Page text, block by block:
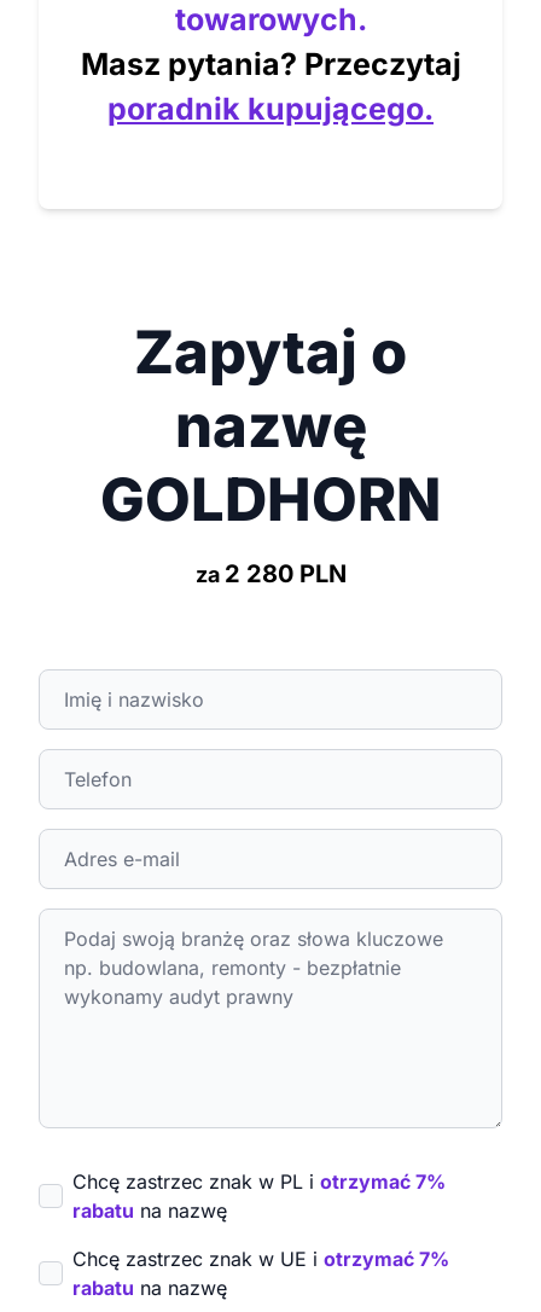
towarowych.
Masz pytania? Przeczytaj
poradnik kupującego.
Zapytaj o
nazwę
GOLDHORN
za 2 280 PLN
Chcę zastrzec znak w PL i otrzymać 7%
rabatu na nazwę
Chcę zastrzec znak w UE i otrzymać 7%
rabatu na nazwę